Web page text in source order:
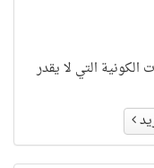
الكونية التي لا يقدر